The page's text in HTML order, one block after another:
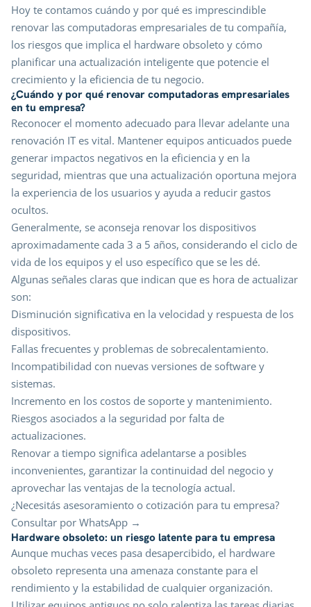
Hoy te contamos cuándo y por qué es imprescindible
renovar las computadoras empresariales de tu compañía,
los riesgos que implica el hardware obsoleto y cómo
planificar una actualización inteligente que potencie el
crecimiento y la eficiencia de tu negocio.
¿Cuándo y por qué renovar computadoras empresariales
en tu empresa?
Reconocer el momento adecuado para llevar adelante una
renovación IT es vital. Mantener equipos anticuados puede
generar impactos negativos en la eficiencia y en la
seguridad, mientras que una actualización oportuna mejora
la experiencia de los usuarios y ayuda a reducir gastos
ocultos.
Generalmente, se aconseja renovar los dispositivos
aproximadamente cada 3 a 5 años, considerando el ciclo de
vida de los equipos y el uso específico que se les dé.
Algunas señales claras que indican que es hora de actualizar
son:
Disminución significativa en la velocidad y respuesta de los
dispositivos.
Fallas frecuentes y problemas de sobrecalentamiento.
Incompatibilidad con nuevas versiones de software y
sistemas.
Incremento en los costos de soporte y mantenimiento.
Riesgos asociados a la seguridad por falta de
actualizaciones.
Renovar a tiempo significa adelantarse a posibles
inconvenientes, garantizar la continuidad del negocio y
aprovechar las ventajas de la tecnología actual.
¿Necesitás asesoramiento o cotización para tu empresa?
Consultar por WhatsApp →
Hardware obsoleto: un riesgo latente para tu empresa
Aunque muchas veces pasa desapercibido, el hardware
obsoleto representa una amenaza constante para el
rendimiento y la estabilidad de cualquier organización.